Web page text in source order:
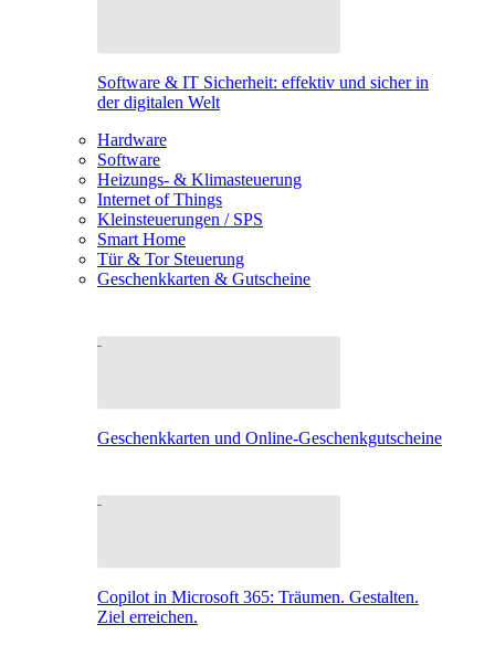
Software & IT Sicherheit: effektiv und sicher in
der digitalen Welt
Hardware
Software
Heizungs- & Klimasteuerung
Internet of Things
Kleinsteuerungen / SPS
Smart Home
Tür & Tor Steuerung
Geschenkkarten & Gutscheine
Geschenkkarten und Online-Geschenkgutscheine
Copilot in Microsoft 365: Träumen. Gestalten.
Ziel erreichen.